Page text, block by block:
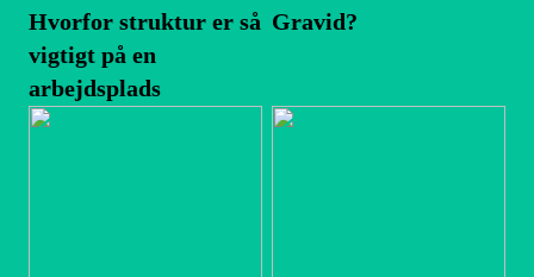
Hvorfor struktur er så
vigtigt på en
arbejdsplads
Gravid?